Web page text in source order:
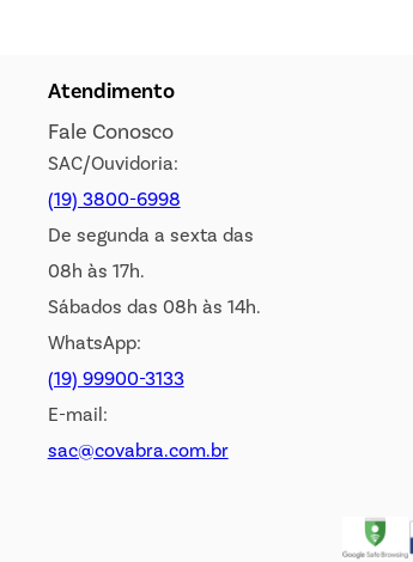
Atendimento
Fale Conosco
SAC/Ouvidoria:
(19) 3800-6998
De segunda a sexta das
08h às 17h.
Sábados das 08h às 14h.
WhatsApp:
(19) 99900-3133
E-mail:
sac@covabra.com.br